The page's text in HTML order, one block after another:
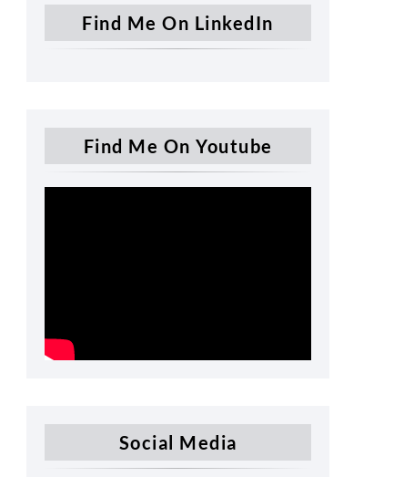
Find Me On LinkedIn
Find Me On Youtube
Social Media